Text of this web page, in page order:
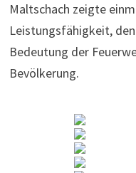
Maltschach zeigte
Leistungsfähigkeit,
Bedeutung der
Bevölkerung.